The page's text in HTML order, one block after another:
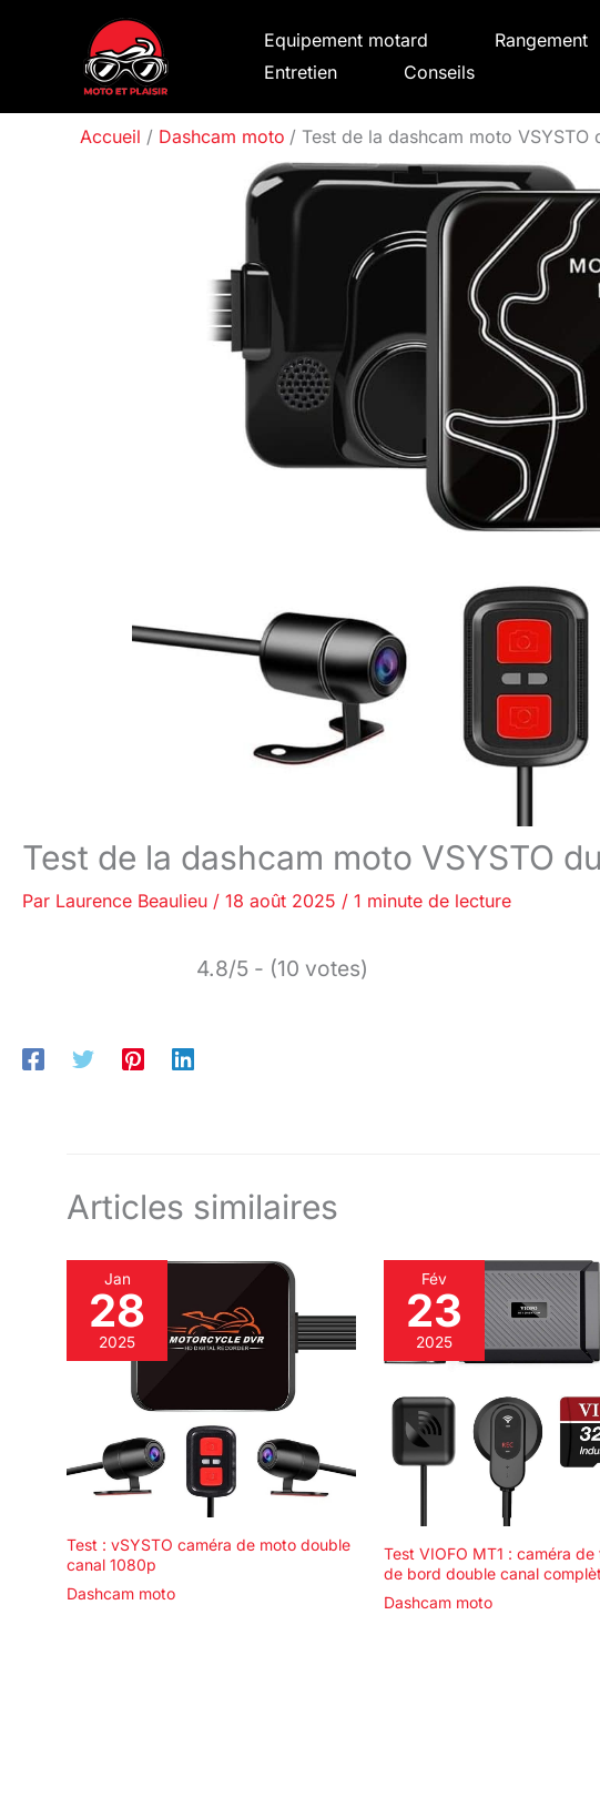
Equipement motard Rangement
Entretien
Conseils
Accueil Dashcam moto Test de la dashcam moto VSYSTO
Test de la dashcam moto VSYSTO
Par Laurence Beaulieu / 18 août 2025 / 1 minute de lecture
4.8/5 - (10 votes)
Articles similaires
Jan
28
2025
Test : vSYSTO caméra de moto double
canal 1080p
Dashcam moto
Fév
23
2025
Test VIOFO MT1 : caméra de
de bord double canal
Dashcam moto